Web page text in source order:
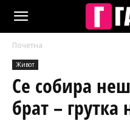
Почетна
Живот
Се собира
брат – грутка